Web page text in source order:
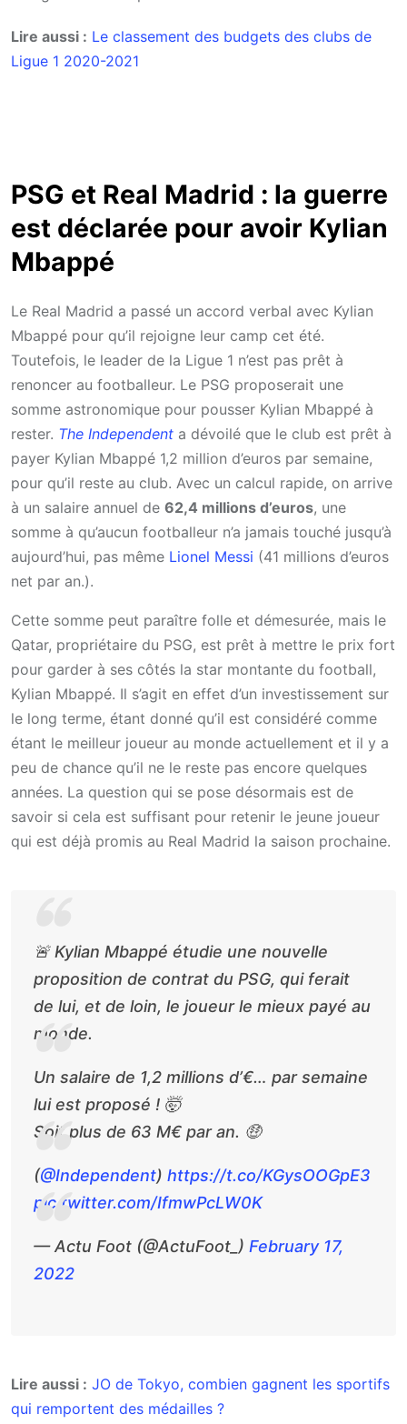
Lire aussi : Le classement des budgets des clubs de
Ligue 1 2020-2021
PSG et Real Madrid : la guerre
est déclarée pour avoir Kylian
Mbappé
Le Real Madrid a passé un accord verbal avec Kylian
Mbappé pour qu’il rejoigne leur camp cet été.
Toutefois, le leader de la Ligue 1 n’est pas prêt à
renoncer au footballeur. Le PSG proposerait une
somme astronomique pour pousser Kylian Mbappé à
rester. The Independent a dévoilé que le club est prêt à
payer Kylian Mbappé 1,2 million d’euros par semaine,
pour qu’il reste au club. Avec un calcul rapide, on arrive
à un salaire annuel de 62,4 millions d’euros, une
somme à qu’aucun footballeur n’a jamais touché jusqu’à
aujourd’hui, pas même Lionel Messi (41 millions d’euros
net par an.).
Cette somme peut paraître folle et démesurée, mais le
Qatar, propriétaire du PSG, est prêt à mettre le prix fort
pour garder à ses côtés la star montante du football,
Kylian Mbappé. Il s’agit en effet d’un investissement sur
le long terme, étant donné qu’il est considéré comme
étant le meilleur joueur au monde actuellement et il y a
peu de chance qu’il ne le reste pas encore quelques
années. La question qui se pose désormais est de
savoir si cela est suffisant pour retenir le jeune joueur
qui est déjà promis au Real Madrid la saison prochaine.
🚨 Kylian Mbappé étudie une nouvelle
proposition de contrat du PSG, qui ferait
de lui, et de loin, le joueur le mieux payé au
monde.
Un salaire de 1,2 millions d’€… par semaine
lui est proposé ! 🤯
Soit plus de 63 M€ par an. 🤑
(@Independent) https://t.co/KGysOOGpE3
pic.twitter.com/IfmwPcLW0K
— Actu Foot (@ActuFoot_) February 17,
2022
Lire aussi : JO de Tokyo, combien gagnent les sportifs
qui remportent des médailles ?